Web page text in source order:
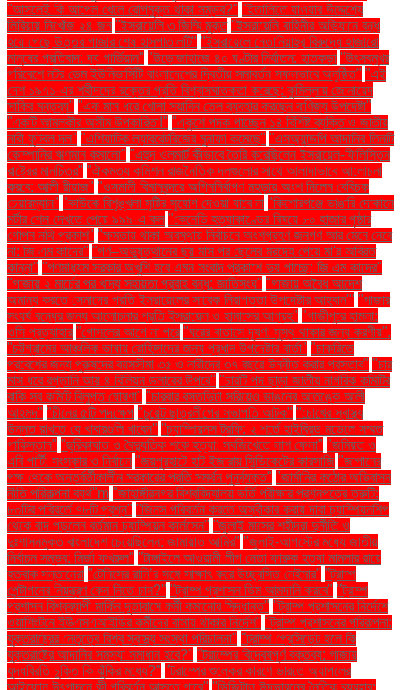
"আসলেই কি আপেল খেলে রোগমুক্ত থাকা সম্ভব?" "ইতালিতে যাওয়ার উদ্দেশ্যে
লিবিয়ায় নিখোঁজ ২৪ জন "ইসরায়েলি ৩ জিম্মি মুক্ত "ইসরায়েলি বাহিনীর অভিযানে বন্ধ
হয়ে গেছে উত্তর গাজার শেষ হাসপাতালটি" "ইসরায়েলে নেতানিয়াহুর বিরুদ্ধে হাজারো
মানুষের প্রতিবাদ: দ্য গার্ডিয়ান" "উড়োজাহাজে ৪০ ঘণ্টার নির্যাতন: হাতকড়া "উৎসবমুখর
পরিবেশে নটর ডেম ইউনিভার্সিটি বাংলাদেশের দ্বিতীয় সমাবর্তন সফলভাবে অনুষ্ঠিত" "এই
দেশ ১৯৭১-এর শহীদদের রক্তের প্রতি বিশ্বাসঘাতকতা করেছে: কুমিল্লায় জোনায়েদ
সাকির মন্তব্য" "এক মাস ধরে খোলা সয়াবিন তেল ব্যবহার করছেন বাণিজ্য উপদেষ্টা"
"একটি আমলকীর অসীম উপকারিতা!" "একুশে পদক পাচ্ছেন ১৪ বিশিষ্ট ব্যক্তি ও জাতীয়
নারী ফুটবল দল" "এশিয়াটিক ল্যাবরেটরিজের মুনাফা কমেছে" "এসঅ্যান্ডপি আদানির তিনটি
কোম্পানির ঋণমান কমালো" "এহুদ ওলমার্ট কীভাবে তৈরি করেছিলেন ইসরায়েল-ফিলিস্তিন
রাষ্ট্রের মানচিত্র" "ঐকমত্য কমিশন রাজনৈতিক দলগুলোর সাথে আলাদাভাবে আলোচনা
করবে: আলী রীয়াজ" "ওসমানী বিমানবন্দরে অগ্নিনির্বাপণ মহড়ায় অংশ নিলেন বেবিচক
চেয়ারম্যান" "কাউকে বিশৃঙ্খলা সৃষ্টির সুযোগ দেওয়া যাবে না "কিশোরগঞ্জে ভাঙারি দোকানে
মর্টার শেল দেখতে পেয়ে ৯৯৯-এ কল "কেনেডি হত্যাকাণ্ডের বিষয়ে ৮০ হাজার পৃষ্ঠার
গোপন নথি প্রকাশ" "ক্ষমতায় থাকা অবস্থায় নির্বাচনে অংশগ্রহণ জনগণ আর মেনে নেবে
না: জি এম কাদের" "গণ–অভ্যুত্থানের ছয় মাস পর ছেলের মরদেহ পেয়ে মা'র অবিরত
কান্না" "গণমাধ্যম সরকার অখুশি হবে এমন সংবাদ প্রকাশে ভয় পাচ্ছে: জি এম কাদের"
"গাজায় ২ মার্চের পর খাদ্য সহায়তা প্রবাহ বন্ধ: জাতিসংঘ" "গাজায় অবৈধ আদেশ
অমান্য করতে সেনাদের প্রতি ইসরায়েলের সাবেক নিরাপত্তা উপদেষ্টার আহ্বান"' "গাজার
সংঘর্ষ বন্ধের জন্য আলোচনার প্রতি ইসরায়েল ও হামাসের আগ্রহ" "গাজীপুরে হামলা:
ওসি প্রত্যাহার "গোসলের আগে না পরে "ঘরের বাতাসে দূষণ: সুস্থ থাকার জন্য করণীয়".
"চট্টগ্রামের আঞ্চলিক ভাষায় রোহিঙ্গাদের জন্য প্রধান উপদেষ্টার বার্তা" "চাকরিতে
প্রবেশের জন্য পুরুষদের বয়সসীমা ৩৫ ও নারীদের ৩৭ বছরে উন্নীত করার প্রস্তাব" "চার
মাস ধরে রপ্তানি আয় ৪ বিলিয়ন ডলারের উপরে" "চারটি পদ ছাড়া জাতীয় নাগরিক কমিটির
বাকি সব কমিটি বিলুপ্ত ঘোষণা" "চারবার বসতভিটা সরিয়েও ভাঙনের আতঙ্কে আলী
আহমদ" "চীনের ৫টি পদক্ষেপ "চুয়েট ছাত্রলীগের সভাপতি আটক" "চোখের স্বাস্থ্য
উন্নত রাখতে যে খাবারগুলি খাবেন" "চ্যাম্পিয়নস ট্রফি: ২ শর্তে হাইব্রিড মডেলে সম্মত
পাকিস্তান" "ছুরিকাঘাত ও বৈদ্যুতিক শকে হত্যা: সবজিখেতে লাশ ফেলা" "জমিয়ত ও
এবি পার্টি: সংস্কার ও নির্বাচন "জয়পুরহাটে হাট ইজারায় সিন্ডিকেটের কারসাজি "জাপানের
পক্ষ থেকে অন্তর্বর্তীকালীন সরকারের প্রতি সমর্থন পুনর্ব্যক্ত" "জার্মানির কঠোর অভিবাসন
নীতি পরিকল্পনা ব্যর্থ"m "জাহাঙ্গীরনগর বিশ্ববিদ্যালয় ভর্তি পরীক্ষার প্রশ্নপত্রে ত্রুটি:
৮০টির পরিবর্তে ৭৮টি প্রশ্ন" "জিনস পরিবর্তন করতে অস্বীকার করায় দাবা চ্যাম্পিয়নশিপ
থেকে বাদ পড়লেন বর্তমান চ্যাম্পিয়ন কার্লসেন" "জুলাই মাসের শহীদরা দুর্নীতি ও
দুঃশাসনমুক্ত বাংলাদেশ চেয়েছিলেন: জামায়াত আমির" "জুলাই-আগস্টের মধ্যে জাতীয়
নির্বাচন সম্ভব: মির্জা ফখরুল" "টাঙ্গাইলে আওয়ামী লীগ নেতা ফারুক হত্যা মামলার রায়ে
হতবাক সন্তানেরা "টেনিসের রানি’র সঙ্গে সাক্ষাৎ করে উচ্ছ্বসিত নেইমার" "ট্রাম্প
পেন্টাগনের নিয়ন্ত্রণ কেন নিতে চান?" "ট্রাম্প প্রশাসন ডিম আমদানি করবে" "ট্রাম্প
প্রশাসন বিশ্বব্যাপী মার্কিন দূতাবাসে কর্মী কমানোর সিদ্ধান্ত" "ট্রাম্প প্রশাসনের নির্দেশে
ওয়াশিংটনে ইউএসএআইডির কর্মীদের বাসায় থাকার নির্দেশ" "ট্রাম্প প্রশাসনের পরিকল্পনা:
যুক্তরাষ্ট্রের নেতৃত্বে বিশ্ব স্বাস্থ্য সংস্থা পরিচালনা" "ট্রাম্প প্রেসিডেন্ট হলে কি
যুক্তরাষ্ট্রে আদানির সমস্যা সমাধান হবে?" "ট্রাম্পের বিদ্বেষপূর্ণ বক্তব্য: গাজায়
যুদ্ধবিরতি চুক্তি কি ঝুঁকির মধ্যে?" "ট্রাম্পের শুল্কের কারণে ভারতে অ্যাপলের
আইফোন উৎপাদনে কী পরিবর্তন আসতে পারে" "ডিজিটাল উদ্ভাবনের নৈতিক ব্যবহার: